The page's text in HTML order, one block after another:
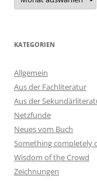
KATEGORIEN
Allgemein
Aus der Fachliteratur
Aus der
Netzfunde
Neues vom Buch
Something completely
Wisdom of the Crowd
Zeichnungen